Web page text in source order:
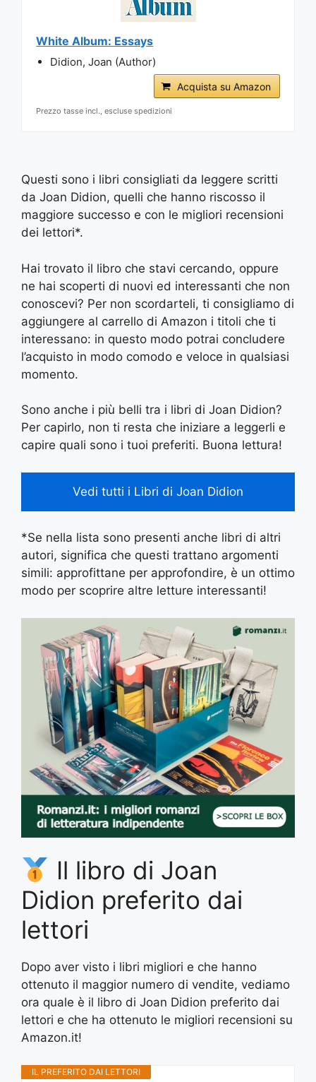
White Album: Essays
Didion, Joan (Author)
Acquista su Amazon
Prezzo tasse incl., escluse spedizioni
Questi sono i libri consigliati da leggere scritti
da Joan Didion, quelli che hanno riscosso il
maggiore successo e con le migliori recensioni
dei lettori*.
Hai trovato il libro che stavi cercando, oppure
ne hai scoperti di nuovi ed interessanti che non
conoscevi? Per non scordarteli, ti consigliamo di
aggiungere al carrello di Amazon i titoli che ti
interessano: in questo modo potrai concludere
l’acquisto in modo comodo e veloce in qualsiasi
momento.
Sono anche i più belli tra i libri di Joan Didion?
Per capirlo, non ti resta che iniziare a leggerli e
capire quali sono i tuoi preferiti. Buona lettura!
Vedi tutti i Libri di Joan Didion
*Se nella lista sono presenti anche libri di altri
autori, significa che questi trattano argomenti
simili: approfittane per approfondire, è un ottimo
modo per scoprire altre letture interessanti!
Il libro di Joan
Didion preferito dai
lettori
Dopo aver visto i libri migliori e che hanno
ottenuto il maggior numero di vendite, vediamo
ora quale è il libro di Joan Didion preferito dai
lettori e che ha ottenuto le migliori recensioni su
Amazon.it!
IL PREFERITO DAI LETTORI